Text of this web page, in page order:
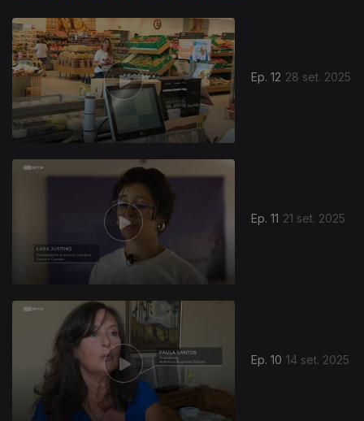
Ep. 12 28 set. 2025
Ep. 11 21 set. 2025
Ep. 10 14 set. 2025